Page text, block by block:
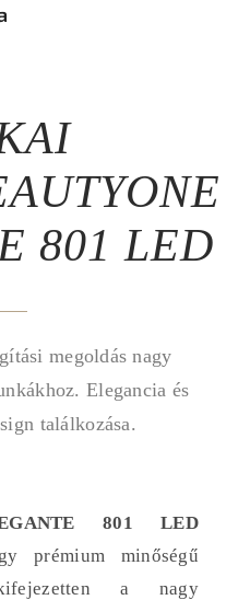
801 LED
megoldás nagy
Elegancia és
találkozása.
801 LED
prémium minőségű
a nagy